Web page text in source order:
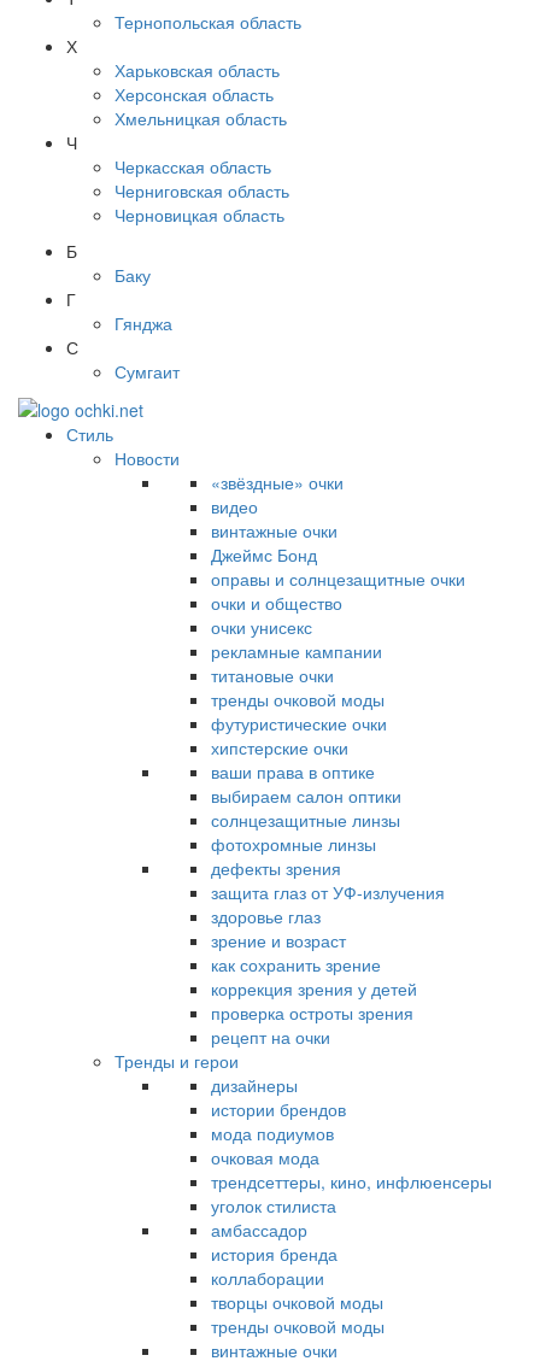
Тернопольская область
Х
Харьковская область
Херсонская область
Хмельницкая область
Ч
Черкасская область
Черниговская область
Черновицкая область
Б
Баку
Г
Гянджа
С
Сумгаит
Стиль
Новости
«звёздные» очки
видео
винтажные очки
Джеймс Бонд
оправы и солнцезащитные очки
очки и общество
очки унисекс
рекламные кампании
титановые очки
тренды очковой моды
футуристические очки
хипстерские очки
ваши права в оптике
выбираем салон оптики
солнцезащитные линзы
фотохромные линзы
дефекты зрения
защита глаз от УФ-излучения
здоровье глаз
зрение и возраст
как сохранить зрение
коррекция зрения у детей
проверка остроты зрения
рецепт на очки
Тренды и герои
дизайнеры
истории брендов
мода подиумов
очковая мода
трендсеттеры, кино, инфлюенсеры
уголок стилиста
амбассадор
история бренда
коллаборации
творцы очковой моды
тренды очковой моды
винтажные очки